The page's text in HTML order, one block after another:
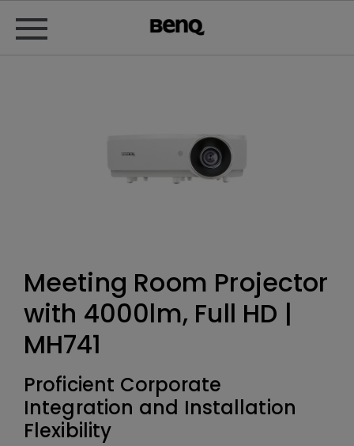
Meeting Room Projector
with 4000lm, Full HD |
MH741
Proficient Corporate
Integration and Installation
Flexibility